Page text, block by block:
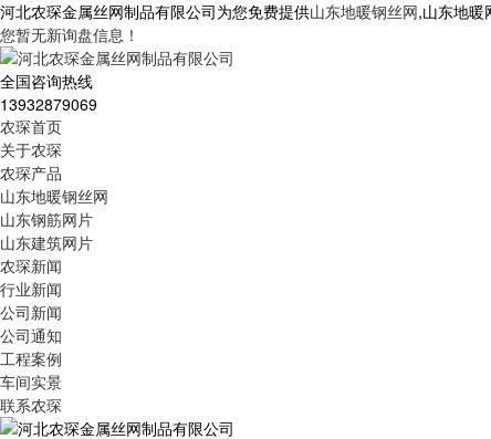
河北农琛金属丝网制品有限公司为您免费提供山东地暖钢丝网,山东地暖
您暂无新询盘信息！
全国咨询热线
13932879069
农琛首页
关于农琛
农琛产品
山东地暖钢丝网
山东钢筋网片
山东建筑网片
农琛新闻
行业新闻
公司新闻
公司通知
工程案例
车间实景
联系农琛